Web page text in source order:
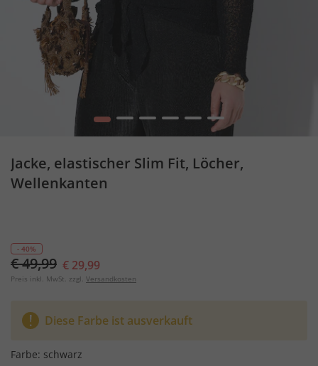
1 2 3 4 5 6
Jacke, elastischer Slim Fit, Löcher,
Wellenkanten
- 40%
€ 49,99 € 29,99
Preis inkl. MwSt. zzgl. Versandkosten
Diese Farbe ist ausverkauft
Farbe: schwarz